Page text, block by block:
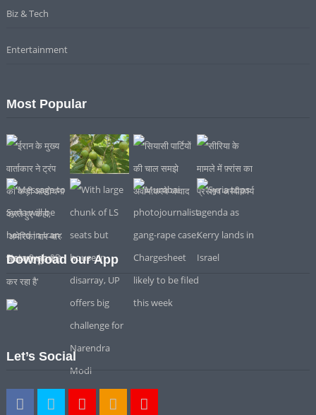
Biz & Tech
Entertainment
Most Popular
Download our App
Let’s Social